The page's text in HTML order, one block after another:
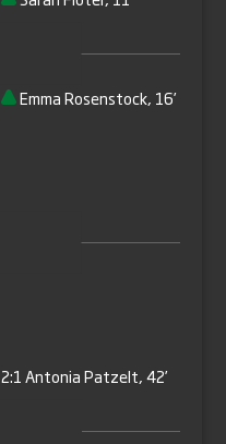
Emma Rosenstock, 16’
2:1 Antonia Patzelt, 42’